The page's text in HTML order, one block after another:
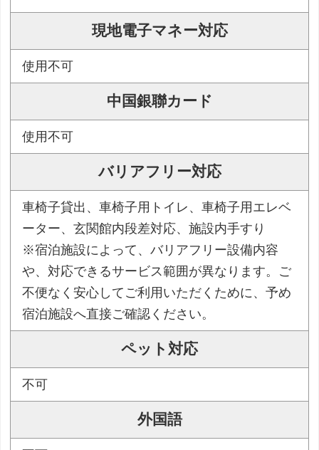
現地電子マネー対応
使用不可
中国銀聯カード
使用不可
バリアフリー対応
車椅子貸出、車椅子用トイレ、車椅子用エレベ
ーター、玄関館内段差対応、施設内手すり
※宿泊施設によって、バリアフリー設備内容
や、対応できるサービス範囲が異なります。ご
不便なく安心してご利用いただくために、予め
宿泊施設へ直接ご確認ください。
ペット対応
不可
外国語